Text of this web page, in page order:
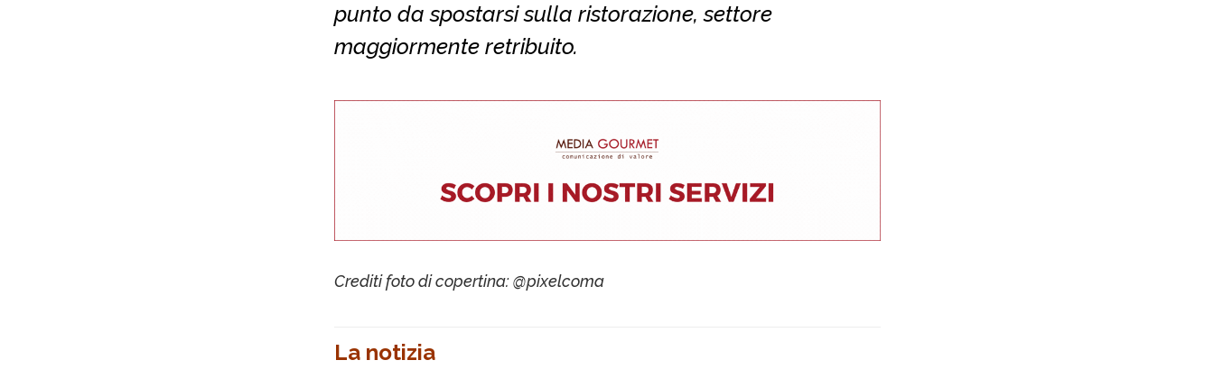
punto da spostarsi sulla ristorazione, settore
maggiormente retribuito.
Crediti foto di copertina: @pixelcoma
La notizia